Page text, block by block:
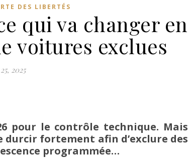
DES LIBERTÉS
qui va changer en
voitures exclues
2025
pour le contrôle technique. Mais
durcir fortement afin d’exclure des
programmée…